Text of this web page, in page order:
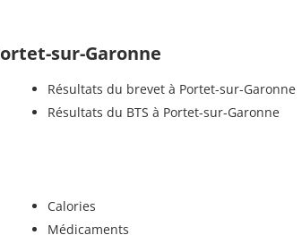
sur-Garonne
Résultats du brevet à Portet-sur-Garonne
Résultats du BTS à Portet-sur-Garonne
Calories
Médicaments